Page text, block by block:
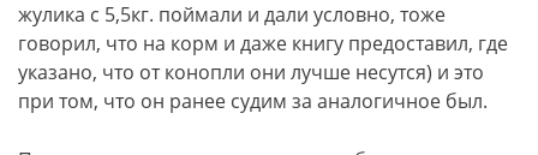
жулика с 5,5кг. поймали и дали условно, тоже
говорил, что на корм и даже книгу предоставил, где
указано, что от конопли они лучше несутся) и это
при том, что он ранее судим за аналогичное был.